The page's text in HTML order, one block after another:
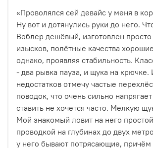
«Проволялся сей девайс у меня в
Ну вот и дотянулись руки до него.
Воблер дешёвый, изготовлен
изысков, полётные качества
однако, проявляя стабильность.
- два рывка пауза, и щука на крючке.
недостатков отмечу частые
поводок, что очень сильно
ставить не хочется часто. Мелкую
Мой знакомый ловит на него
проводкой на глубинах до двух
у него бывают потрясающие, причём